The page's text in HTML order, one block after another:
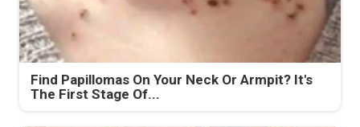
Find Papillomas On Your Neck Or Armpit? It's
The First Stage Of...